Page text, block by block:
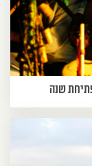
שנה